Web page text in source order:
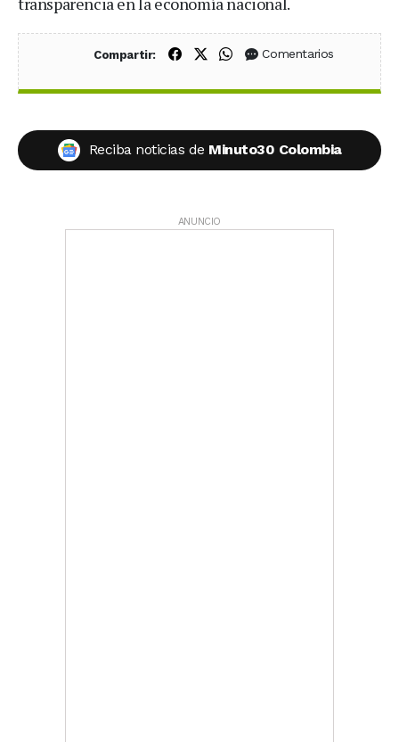
Compartir: Compartir en Facebook
Compartir en X (Twitter)
Compartir en WhatsApp
Comentarios
Reciba noticias de Minuto30 Colombia
ANUNCIO